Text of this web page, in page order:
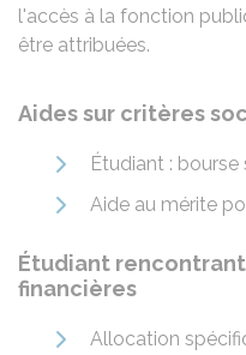
l'accès à la fonction
être attribuées.
Aides sur critères
Étudiant :
Aide au mérite
Étudiant
financières
Allocation